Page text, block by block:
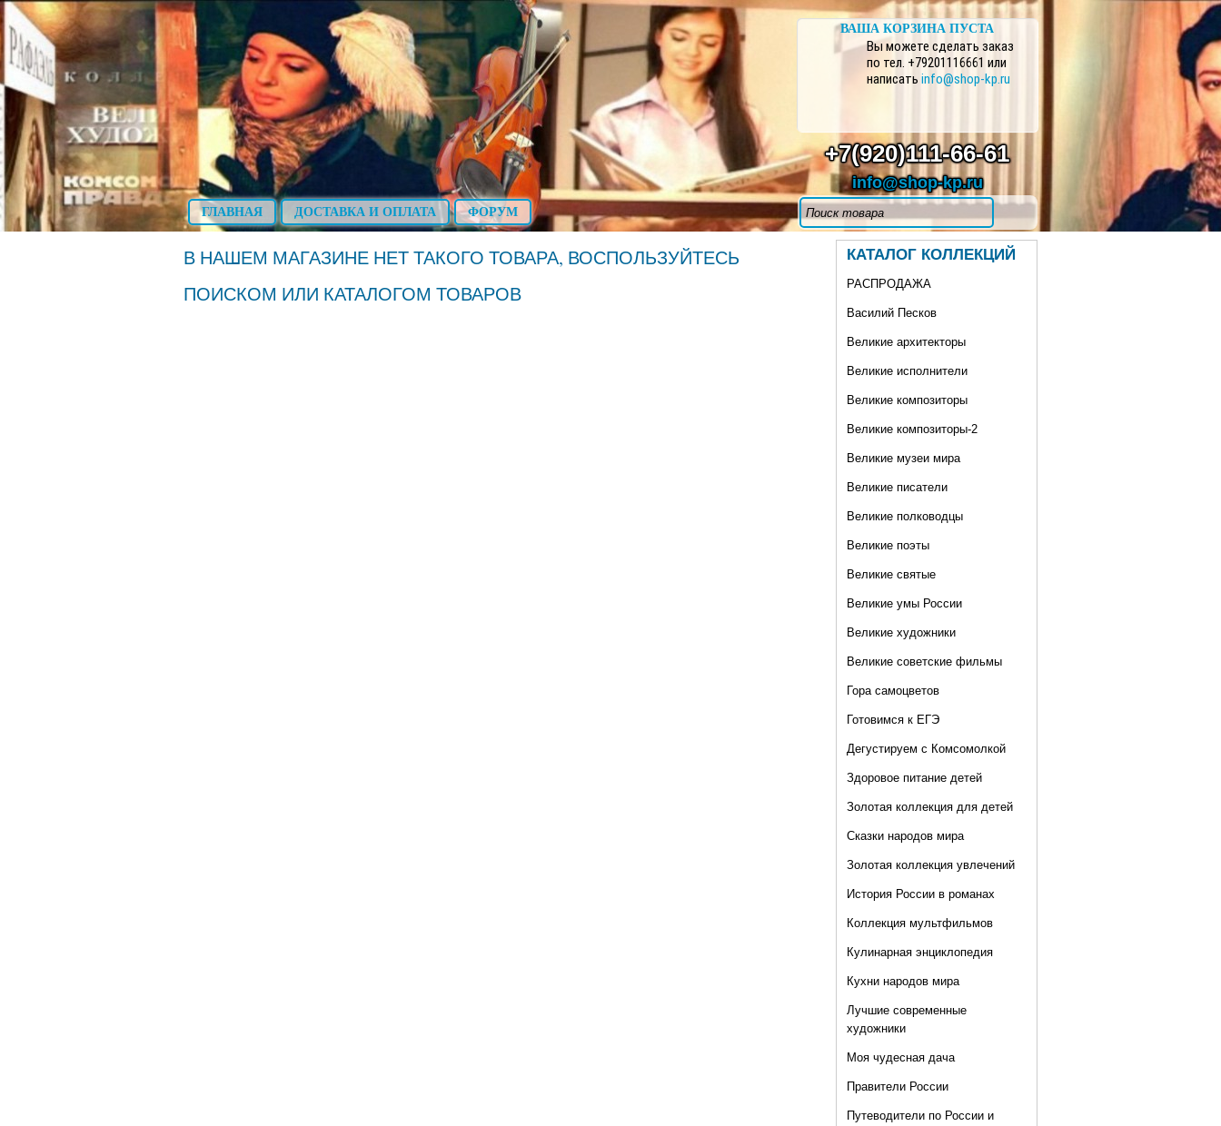
ГЛАВНАЯ ДОСТАВКА И ОПЛАТА ФОРУМ
+7(920)111-66-61
info@shop-kp.ru
КАТАЛОГ КОЛЛЕКЦИЙ
РАСПРОДАЖА
Василий Песков
Великие архитекторы
Великие исполнители
Великие композиторы
Великие композиторы-2
Великие музеи мира
Великие писатели
Великие полководцы
Великие поэты
Великие святые
Великие умы России
Великие художники
Великие советские фильмы
Гора самоцветов
Готовимся к ЕГЭ
Дегустируем с Комсомолкой
Здоровое питание детей
Золотая коллекция для детей
Сказки народов мира
Золотая коллекция увлечений
История России в романах
Коллекция мультфильмов
Кулинарная энциклопедия
Кухни народов мира
Лучшие современные
художники
Моя чудесная дача
Правители России
Путеводители по России и
ВАША КОРЗИНА ПУСТА
Вы можете сделать заказ
по тел. +79201116661 или
написать info@shop-kp.ru
В НАШЕМ МАГАЗИНЕ НЕТ ТАКОГО ТОВАРА, ВОСПОЛЬЗУЙТЕСЬ
ПОИСКОМ ИЛИ КАТАЛОГОМ ТОВАРОВ